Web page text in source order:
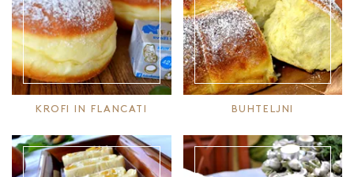
KROFI IN FLANCATI BUHTELJNI